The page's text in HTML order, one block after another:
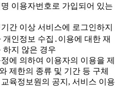
이용자번호로 가입되어 있는
간 이상 서비스에 로그인하지
개인정보 수집․이용에 대한 재
하지 않은 경우
에 의하여 이용자의 이용을 제
제한의 종류 및 기간 등 구체
육정보원의 공지, 서비스 이용